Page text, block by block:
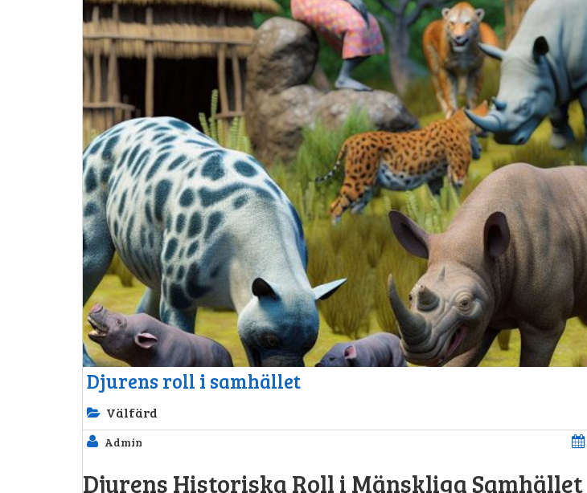
Djurens roll i samhället
Välfärd
Admin
Djurens Historiska Roll i Mänskliga Samhället